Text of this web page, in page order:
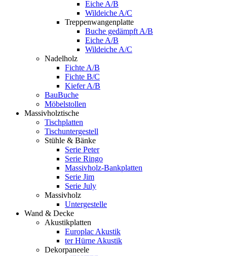
Eiche A/B
Wildeiche A/C
Treppenwangenplatte
Buche gedämpft A/B
Eiche A/B
Wildeiche A/C
Nadelholz
Fichte A/B
Fichte B/C
Kiefer A/B
BauBuche
Möbelstollen
Massivholztische
Tischplatten
Tischuntergestell
Stühle & Bänke
Serie Peter
Serie Ringo
Massivholz-Bankplatten
Serie Jim
Serie July
Massivholz
Untergestelle
Wand & Decke
Akustikplatten
Europlac Akustik
ter Hürne Akustik
Dekorpaneele